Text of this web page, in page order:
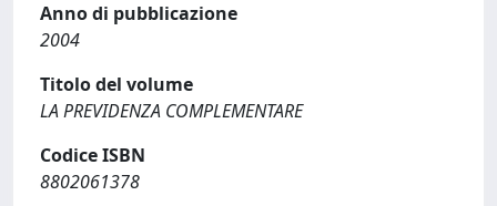
Anno di pubblicazione
2004
Titolo del volume
LA PREVIDENZA COMPLEMENTARE
Codice ISBN
8802061378